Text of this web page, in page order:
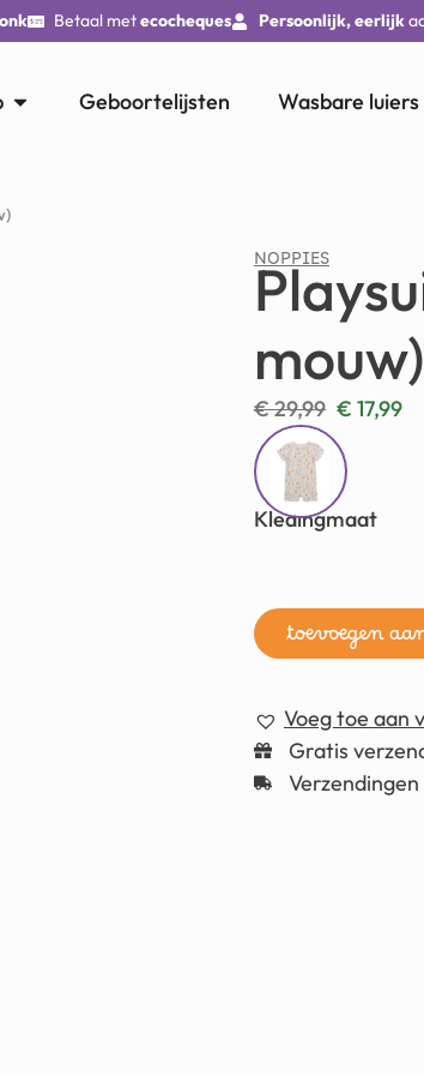
Betaal metecocheques Persoonlijk, eerlijk
Geboortelijsten Wasbare luiers
NOPPIES
mouw)
€29,99 € 17,99
Kledingmaat
toevoegen
Voeg toe aan
Gratis